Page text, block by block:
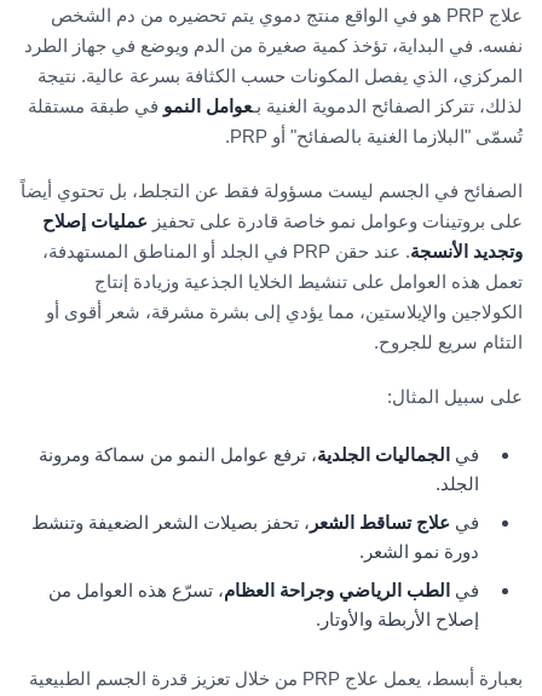
علاج PRP هو في الواقع منتج دموي يتم تحضيره من دم الشخص
نفسه. في البداية، تؤخذ كمية صغيرة من الدم ويوضع في جهاز الطرد
المركزي، الذي يفصل المكونات حسب الكثافة بسرعة عالية. نتيجة
لذلك، تتركز الصفائح الدموية الغنية بـعوامل النمو في طبقة مستقلة
تُسمّى "البلازما الغنية بالصفائح" أو PRP.
الصفائح في الجسم ليست مسؤولة فقط عن التجلط، بل تحتوي أيضاً
على بروتينات وعوامل نمو خاصة قادرة على تحفيز عمليات إصلاح
وتجديد الأنسجة
. عند حقن PRP في الجلد أو المناطق المستهدفة،
تعمل هذه العوامل على تنشيط الخلايا الجذعية وزيادة إنتاج
الكولاجين والإيلاستين، مما يؤدي إلى بشرة مشرقة، شعر أقوى أو
التئام سريع للجروح.
على سبيل المثال:
في الجماليات الجلدية، ترفع عوامل النمو من سماكة ومرونة
الجلد.
في علاج تساقط الشعر ، تحفز بصيلات الشعر الضعيفة وتنشط
دورة نمو الشعر.
في الطب الرياضي وجراحة العظام، تسرّع هذه العوامل من
إصلاح الأربطة والأوتار.
بعبارة أبسط، يعمل علاج PRP من خلال تعزيز قدرة الجسم الطبيعية